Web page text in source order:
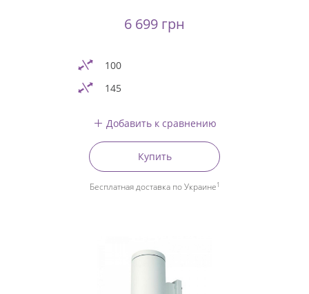
6 699 грн
100
145
Добавить к сравнению
Купить
Бесплатная доставка по Украине1